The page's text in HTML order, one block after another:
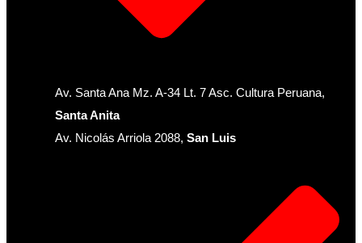
Av. Santa Ana Mz. A-34 Lt. 7 Asc. Cultura Peruana,
Santa Anita
Av. Nicolás Arriola 2088, San Luis